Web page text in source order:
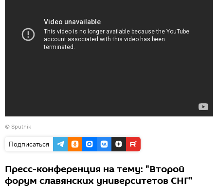
© Sputnik
Подписаться
Пресс-конференция на тему: "Второй
форум славянских университетов СНГ"